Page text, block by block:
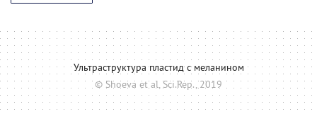
Ультраструктура пластид с меланином
© Shoeva et al, Sci.Rep., 2019